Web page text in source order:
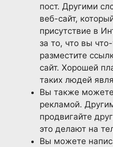
пост. Другими
веб-сайт,
присутствие в
за то, что вы
разместите
сайт. Хорошей
таких людей
Вы также
рекламой.
продвигайте
это делают на
Вы можете